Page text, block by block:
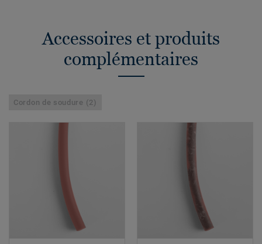
Accessoires et produits
complémentaires
Cordon de soudure (2)